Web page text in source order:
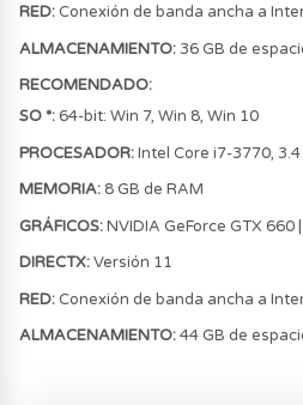
RED:Conexión de banda ancha a
ALMACENAMIENTO:36 GB de
RECOMENDADO:
SO *:64-bit: Win 7, Win 8, Win 10
PROCESADOR:Intel Core i7-3770, 3.4
MEMORIA: 8 GB de RAM
GRÁFICOS:NVIDIA GeForce GTX
DIRECTX:Versión 11
RED:Conexión de banda ancha a
ALMACENAMIENTO:44 GB de